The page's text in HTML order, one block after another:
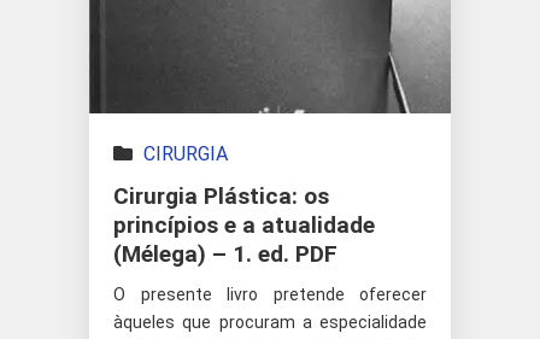
CIRURGIA
Cirurgia Plástica: os
princípios e a atualidade
(Mélega) – 1. ed. PDF
O presente livro pretende oferecer
àqueles que procuram a especialidade